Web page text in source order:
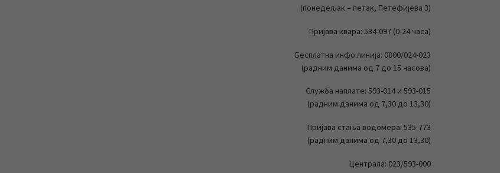
(понедељак – петак, Петефијева 3)
Пријава квара: 534-097 (0-24 часа)
Бесплатна инфо линија: 0800/024-023
(радним данима од 7 до 15 часова)
Служба наплате: 593-014 и 593-015
(радним данима од 7,30 до 13,30)
Пријава стања водомера: 535-773
(радним данима од 7,30 до 13,30)
Централа: 023/593-000